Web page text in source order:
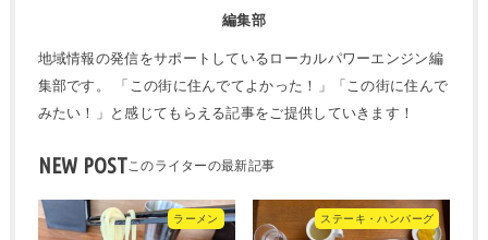
編集部
地域情報の発信をサポートしているローカルパワーエンジン編
集部です。 「この街に住んでてよかった！」「この街に住んで
みたい！」と感じてもらえる記事をご提供していきます！
NEW POST
ラーメン ステーキ・ハンバーグ